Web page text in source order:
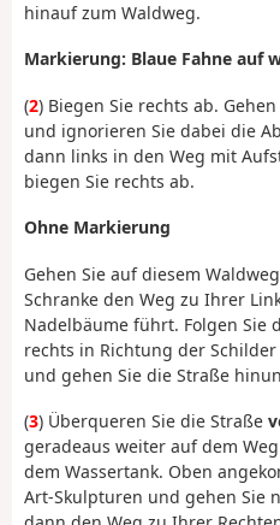
hinauf zum Waldweg.
Markierung: Blaue Fahne auf
(2) Biegen Sie rechts ab.
und ignorieren Sie dabei die
dann links in den Weg mit
biegen Sie rechts ab.
Ohne Markierung
Gehen Sie auf diesem
Schranke den Weg zu Ihrer
Nadelbäume führt. Folgen Sie
rechts in Richtung der
und gehen Sie die Straße
(3) Überqueren Sie die Straße
geradeaus weiter auf dem
dem Wassertank. Oben
Art-Skulpturen und gehen Sie